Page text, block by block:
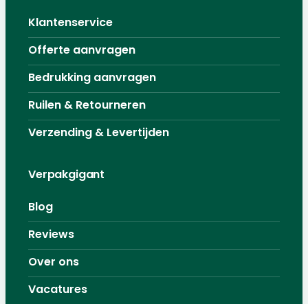
Klantenservice
Offerte aanvragen
Bedrukking aanvragen
Ruilen & Retourneren
Verzending & Levertijden
Verpakgigant
Blog
Reviews
Over ons
Vacatures